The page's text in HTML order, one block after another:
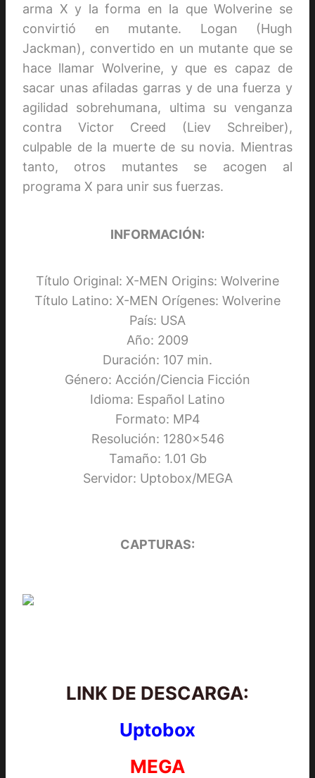
arma X y la forma en la que Wolverine se
convirtió en mutante. Logan (Hugh
Jackman), convertido en un mutante que se
hace llamar Wolverine, y que es capaz de
sacar unas afiladas garras y de una fuerza y
agilidad sobrehumana, ultima su venganza
contra Victor Creed (Liev Schreiber),
culpable de la muerte de su novia. Mientras
tanto, otros mutantes se acogen al
programa X para unir sus fuerzas.
INFORMACIÓN:
Título Original: X-MEN Origins: Wolverine
Título Latino: X-MEN Orígenes: Wolverine
País: USA
Año: 2009
Duración: 107 min.
Género: Acción/Ciencia Ficción
Idioma: Español Latino
Formato: MP4
Resolución: 1280×546
Tamaño: 1.01 Gb
Servidor: Uptobox/MEGA
CAPTURAS:
LINK DE DESCARGA:
Uptobox
MEGA